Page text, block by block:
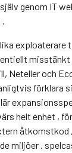
genom IT
och
helt enhet ,
miljöer .